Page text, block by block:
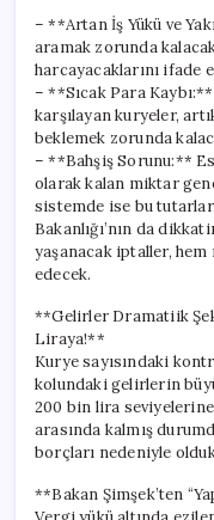
– **Artan İş Yükü ve
aramak zorunda
harcayacaklarını ifade
– **Sıcak Para
karşılayan kuryeler,
beklemek zorunda
– **Bahşiş Sorunu:**
olarak kalan miktar
sistemde ise bu
Bakanlığı’nın da
yaşanacak iptaller,
edecek.
**Gelirler Dramatiik
Liraya!**
Kurye sayısındaki
kolundaki gelirlerin
200 bin lira
arasında kalmış
borçları nedeniyle
**Bakan Şimşek’ten